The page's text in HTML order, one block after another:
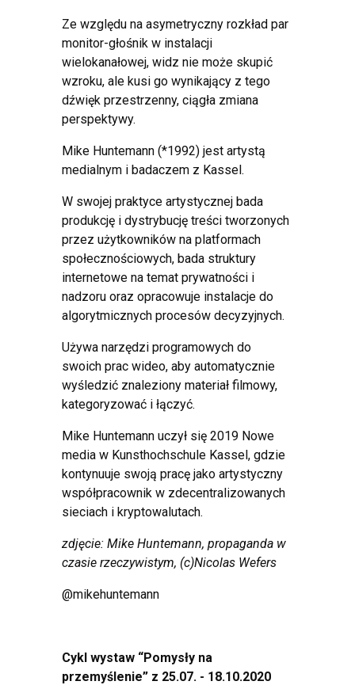
Ze względu na asymetryczny rozkład par
monitor-głośnik w instalacji
wielokanałowej, widz nie może skupić
wzroku, ale kusi go wynikający z tego
dźwięk przestrzenny, ciągła zmiana
perspektywy.
Mike Huntemann (*1992) jest artystą
medialnym i badaczem z Kassel.
W swojej praktyce artystycznej bada
produkcję i dystrybucję treści tworzonych
przez użytkowników na platformach
społecznościowych, bada struktury
internetowe na temat prywatności i
nadzoru oraz opracowuje instalacje do
algorytmicznych procesów decyzyjnych.
Używa narzędzi programowych do
swoich prac wideo, aby automatycznie
wyśledzić znaleziony materiał filmowy,
kategoryzować i łączyć.
Mike Huntemann uczył się 2019 Nowe
media w Kunsthochschule Kassel, gdzie
kontynuuje swoją pracę jako artystyczny
współpracownik w zdecentralizowanych
sieciach i kryptowalutach.
zdjęcie: Mike Huntemann, propaganda w
czasie rzeczywistym, (c)Nicolas Wefers
@mikehuntemann
Cykl wystaw “Pomysły na
przemyślenie” z 25.07. - 18.10.2020